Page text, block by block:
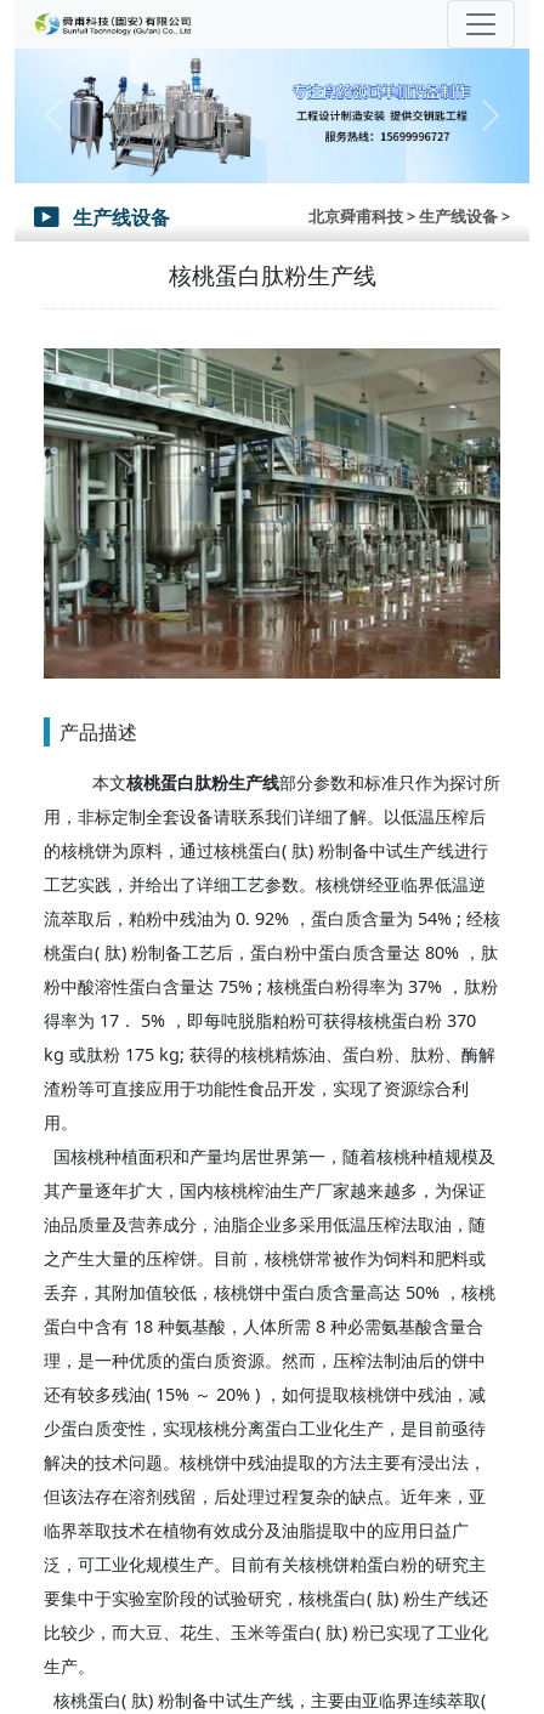
Previous Next
 生产线设备 北京舜甫科技> 生产线设备 >
核桃蛋白肽粉生产线
产品描述
本文核桃蛋白肽粉生产线部分参数和标准只作为探讨所
用，非标定制全套设备请联系我们详细了解。以低温压榨后
的核桃饼为原料，通过核桃蛋白( 肽) 粉制备中试生产线进行
工艺实践，并给出了详细工艺参数。核桃饼经亚临界低温逆
流萃取后，粕粉中残油为 0. 92% ，蛋白质含量为 54% ; 经核
桃蛋白( 肽) 粉制备工艺后，蛋白粉中蛋白质含量达 80% ，肽
粉中酸溶性蛋白含量达 75% ; 核桃蛋白粉得率为 37% ，肽粉
得率为 17． 5% ，即每吨脱脂粕粉可获得核桃蛋白粉 370
kg 或肽粉 175 kg; 获得的核桃精炼油、蛋白粉、肽粉、酶解
渣粉等可直接应用于功能性食品开发，实现了资源综合利
用。
国核桃种植面积和产量均居世界第一，随着核桃种植规模及
其产量逐年扩大，国内核桃榨油生产厂家越来越多，为保证
油品质量及营养成分，油脂企业多采用低温压榨法取油，随
之产生大量的压榨饼。目前，核桃饼常被作为饲料和肥料或
丢弃，其附加值较低，核桃饼中蛋白质含量高达 50% ，核桃
蛋白中含有 18 种氨基酸，人体所需 8 种必需氨基酸含量合
理，是一种优质的蛋白质资源。然而，压榨法制油后的饼中
还有较多残油( 15% ～ 20% ) ，如何提取核桃饼中残油，减
少蛋白质变性，实现核桃分离蛋白工业化生产，是目前亟待
解决的技术问题。核桃饼中残油提取的方法主要有浸出法，
但该法存在溶剂残留，后处理过程复杂的缺点。近年来，亚
临界萃取技术在植物有效成分及油脂提取中的应用日益广
泛，可工业化规模生产。目前有关核桃饼粕蛋白粉的研究主
要集中于实验室阶段的试验研究，核桃蛋白( 肽) 粉生产线还
比较少，而大豆、花生、玉米等蛋白( 肽) 粉已实现了工业化
生产。
核桃蛋白( 肽) 粉制备中试生产线，主要由亚临界连续萃取(